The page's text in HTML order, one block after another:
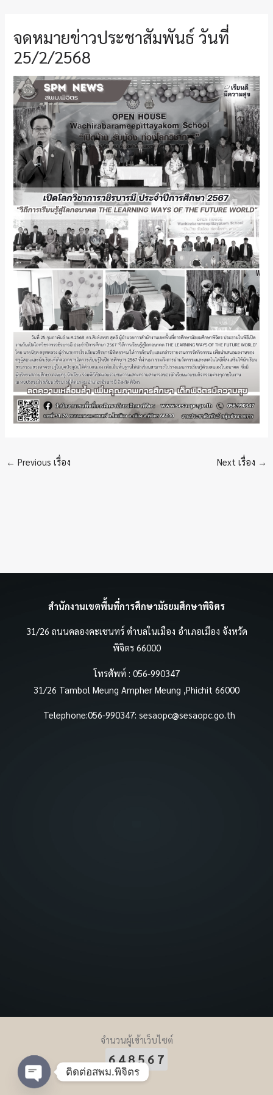
จดหมายข่าวประชาสัมพันธ์ วันที่
25/2/2568
← Previous เรื่อง Next เรื่อง →
สำนักงานเขตพื้นที่การศึกษามัธยมศึกษาพิจิตร
31/26 ถนนคลองคะเชนทร์ ตำบลในเมือง อำเภอเมือง จังหวัด
พิจิตร 66000
โทรศัพท์ : 056-990347
31/26 Tambol Meung Ampher Meung ,Phichit 66000
Telephone:056-990347: sesaopc@sesaopc.go.th
จำนวนผู้เข้าเว็บไซต์
648567
ติดต่อสพม.พิจิตร
Open chaty